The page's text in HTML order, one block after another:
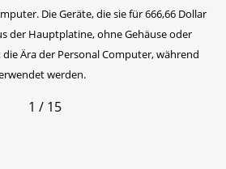
Die Geräte, die sie für 666,66 Dollar
der Hauptplatine, ohne Gehäuse oder
Ära der Personal Computer, während
werden.
1 / 15